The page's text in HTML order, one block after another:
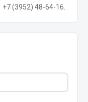
+7 (3952) 48-64-16